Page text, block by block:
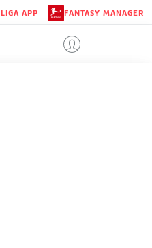
APP FANTASY MANAGER